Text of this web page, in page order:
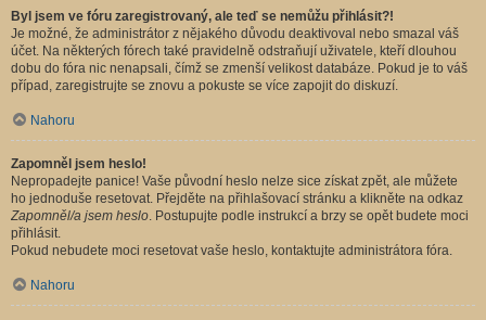
Byl jsem ve fóru zaregistrovaný, ale teď se nemůžu přihlásit?!
Je možné, že administrátor z nějakého důvodu deaktivoval nebo smazal váš
účet. Na některých fórech také pravidelně odstraňují uživatele, kteří dlouhou
dobu do fóra nic nenapsali, čímž se zmenší velikost databáze. Pokud je to váš
případ, zaregistrujte se znovu a pokuste se více zapojit do diskuzí.
Nahoru
Zapomněl jsem heslo!
Nepropadejte panice! Vaše původní heslo nelze sice získat zpět, ale můžete
ho jednoduše resetovat. Přejděte na přihlašovací stránku a klikněte na odkaz
Zapomněl/a jsem heslo. Postupujte podle instrukcí a brzy se opět budete moci
přihlásit.
Pokud nebudete moci resetovat vaše heslo, kontaktujte administrátora fóra.
Nahoru